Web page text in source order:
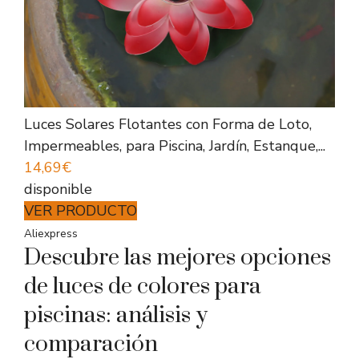
Luces Solares Flotantes con Forma de Loto,
Impermeables, para Piscina, Jardín, Estanque,...
14,69€
disponible
VER PRODUCTO
Aliexpress
Descubre las mejores opciones
de luces de colores para
piscinas: análisis y
comparación